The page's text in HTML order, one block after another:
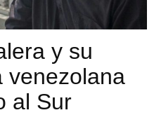
y su
venezolana
al Sur